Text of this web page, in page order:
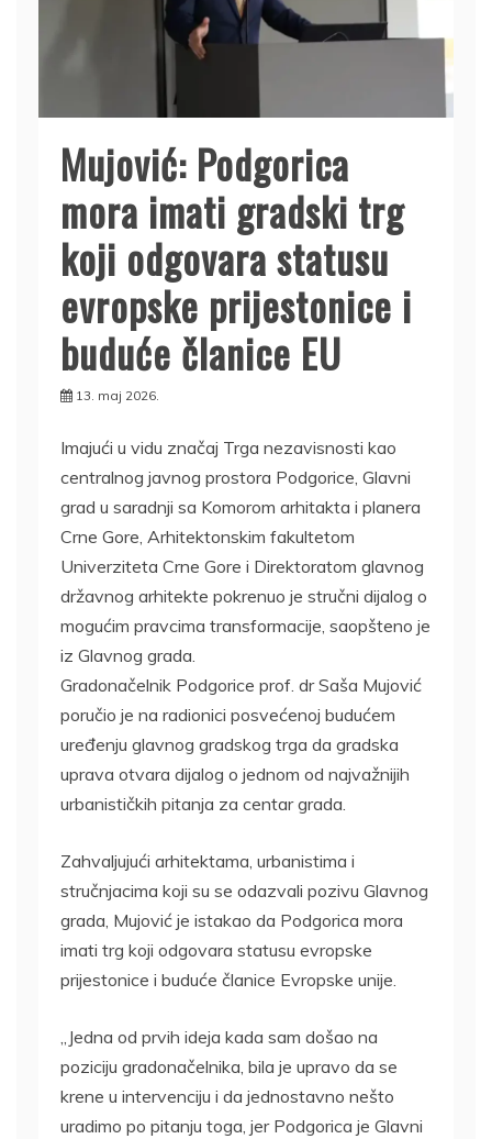
Mujović: Podgorica
mora imati gradski trg
koji odgovara statusu
evropske prijestonice i
buduće članice EU
13. maj 2026.
Imajući u vidu značaj Trga nezavisnosti kao
centralnog javnog prostora Podgorice, Glavni
grad u saradnji sa Komorom arhitakta i planera
Crne Gore, Arhitektonskim fakultetom
Univerziteta Crne Gore i Direktoratom glavnog
državnog arhitekte pokrenuo je stručni dijalog o
mogućim pravcima transformacije, saopšteno je
iz Glavnog grada.
Gradonačelnik Podgorice prof. dr Saša Mujović
poručio je na radionici posvećenoj budućem
uređenju glavnog gradskog trga da gradska
uprava otvara dijalog o jednom od najvažnijih
urbanističkih pitanja za centar grada.
Zahvaljujući arhitektama, urbanistima i
stručnjacima koji su se odazvali pozivu Glavnog
grada, Mujović je istakao da Podgorica mora
imati trg koji odgovara statusu evropske
prijestonice i buduće članice Evropske unije.
„Jedna od prvih ideja kada sam došao na
poziciju gradonačelnika, bila je upravo da se
krene u intervenciju i da jednostavno nešto
uradimo po pitanju toga, jer Podgorica je Glavni